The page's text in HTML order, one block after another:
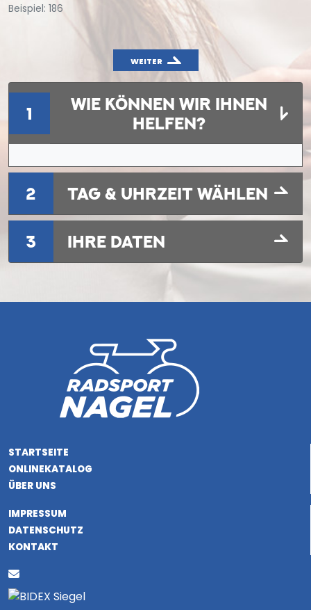
Beispiel: 186
WEITER
1
WIE KÖNNEN WIR IHNEN
HELFEN?
2 TAG & UHRZEIT WÄHLEN
3 IHRE DATEN
STARTSEITE
ONLINEKATALOG
ÜBER UNS
IMPRESSUM
DATENSCHUTZ
KONTAKT